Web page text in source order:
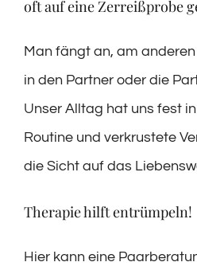
oft auf eine Zerreißprobe
Man fängt an, am
in den Partner oder die
Unser Alltag hat uns fest
Routine und verkrustete
die Sicht auf das
Therapie hilft entrümpeln!
Hier kann eine